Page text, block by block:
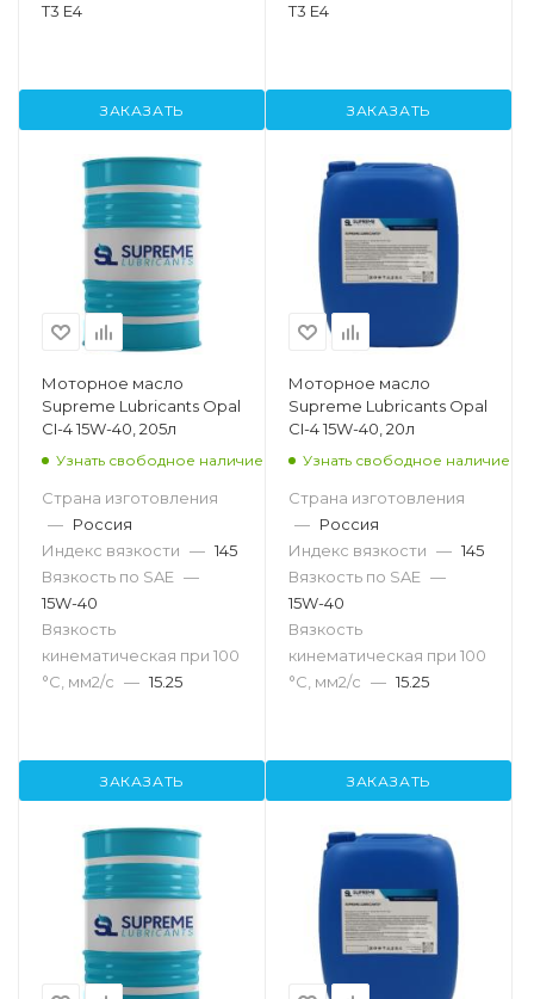
T3 E4
ЗАКАЗАТЬ
T3 E4
ЗАКАЗАТЬ
Моторное масло
Supreme Lubricants Opal
CI-4 15W-40, 205л
Узнать свободное наличие
Страна изготовления
— Россия
Индекс вязкости — 145
Вязкость по SAE —
15W-40
Вязкость
кинематическая при 100
°С, мм2/с — 15.25
ЗАКАЗАТЬ
Моторное масло
Supreme Lubricants Opal
CI-4 15W-40, 20л
Узнать свободное наличие
Страна изготовления
— Россия
Индекс вязкости — 145
Вязкость по SAE —
15W-40
Вязкость
кинематическая при 100
°С, мм2/с — 15.25
ЗАКАЗАТЬ